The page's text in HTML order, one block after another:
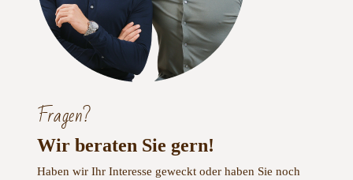
Fragen?
Wir beraten Sie gern!
Haben wir Ihr Interesse geweckt oder haben Sie noch